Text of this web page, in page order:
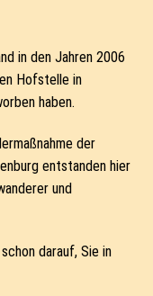
in den Jahren 2006
Hofstelle in
haben.
der
entstanden hier
und
darauf, Sie in